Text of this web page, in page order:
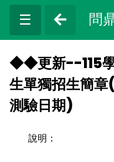
☰ 問
◆◆更新--115學
生單獨招生簡
測驗日期)
說明：